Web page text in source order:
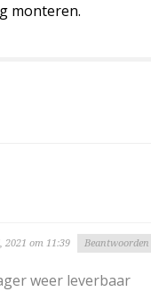
monteren.
2021 om 11:39 Beantwoorden
weer leverbaar